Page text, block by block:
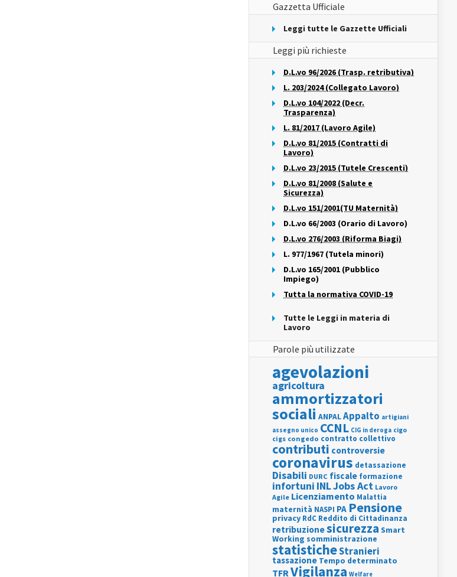
Gazzetta Ufficiale
Leggi tutte le Gazzette Ufficiali
Leggi più richieste
D.L.vo 96/2026 (Trasp. retributiva)
L. 203/2024 (Collegato Lavoro)
D.L.vo 104/2022 (Decr.
Trasparenza)
L. 81/2017 (Lavoro Agile)
D.L.vo 81/2015 (Contratti di
Lavoro)
D.L.vo 23/2015 (Tutele Crescenti)
D.L.vo 81/2008 (Salute e
Sicurezza)
D.L.vo 151/2001(TU Maternità)
D.L.vo 66/2003 (Orario di Lavoro)
D.L.vo 276/2003 (Riforma Biagi)
L. 977/1967 (Tutela minori)
D.L.vo 165/2001 (Pubblico
Impiego)
Tutta la normativa COVID-19
Tutte le Leggi in materia di
Lavoro
Parole più utilizzate
agevolazioni
agricoltura
ammortizzatori
sociali ANPALAppalto artigiani
assegno unico CCNL CIG in deroga cigo
cigs congedo contratto collettivo
contributi controversie
coronavirus detassazione
Disabili DURC fiscale formazione
infortuni INLJobs Act Lavoro
Agile Licenziamento Malattia
maternità NASPI PA Pensione
privacy RdC Reddito di Cittadinanza
retribuzionesicurezza Smart
Working somministrazione
statisticheStranieri
tassazione Tempo determinato
TFRVigilanza Welfare